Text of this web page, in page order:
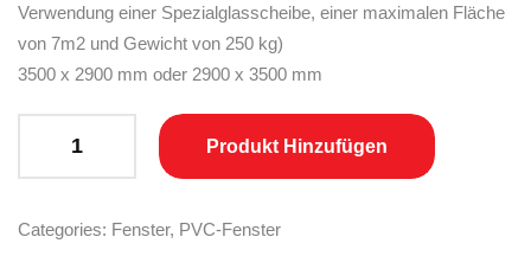
Verwendung einer Spezialglasscheibe, einer maximalen Fläche
von 7m2 und Gewicht von 250 kg)
3500 x 2900 mm oder 2900 x 3500 mm
DPQ 82 – thermoSecure quantity
Produkt Hinzufügen
Categories: Fenster, PVC-Fenster